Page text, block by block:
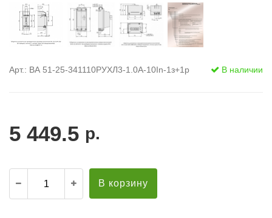
Арт.: ВА 51-25-341110РУХЛ3-1.0А-10In-1з+1р В наличии
5 449.5 р.
В корзину